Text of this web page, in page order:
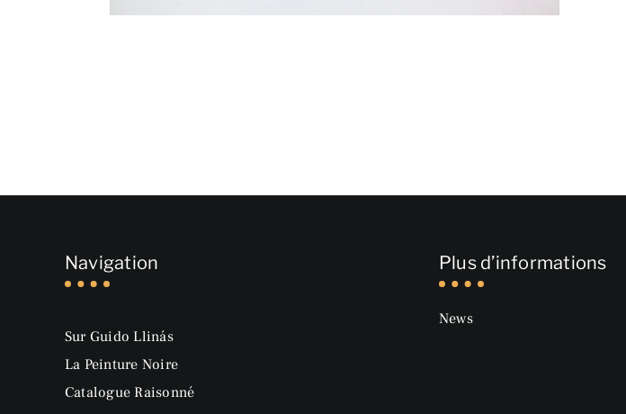
Navigation
Sur Guido Llinás
La Peinture Noire
Catalogue Raisonné
Plus d’informations
News